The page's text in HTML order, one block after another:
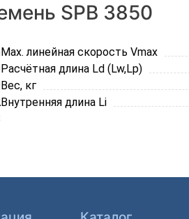
SPB 3850
Max. линейная скорость Vmax
Расчётная длина Ld (Lw,Lp)
Вес, кг
Внутренняя длина Li